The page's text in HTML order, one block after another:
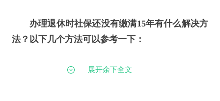
办理退休时社保还没有缴满15年有什么解决方
法？以下几个方法可以参考一下：
1、参保人自行补缴：参加补缴的话，要去填
展开余下全文